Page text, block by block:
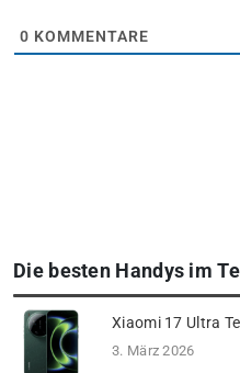
0 KOMMENTARE
Die besten Handys im
Xiaomi 17 Ultra
3. März 2026